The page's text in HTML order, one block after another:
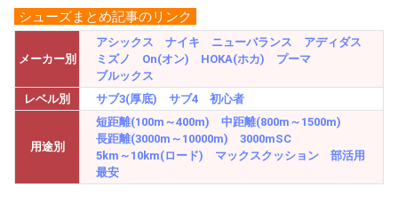
シューズまとめ記事のリンク
メーカー別
アシックス ナイキ ニューバランス
アディダス
ミズノ
On(オン) HOKA(ホカ)
プーマ
ブルックス
レベル別
サブ3(厚底) サブ4 初心者
用途別
短距離(100m～400m)
中距離(800m～1500m)
長距離(3000m～10000m)
3000mSC
5km～10km(ロード)
マックスクッション
部活用
最安